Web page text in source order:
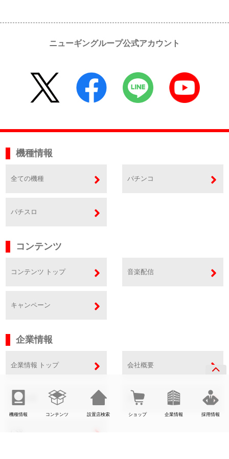
機種情報 コンテンツ 設置店検索 ショップ 企業情報 採用情報
ニューギングループ公式アカウント
機種情報
全ての機種 パチンコ
パチスロ
コンテンツ
コンテンツ トップ 音楽配信
キャンペーン
企業情報
企業情報 トップ 会社概要
事業内容 SDGs